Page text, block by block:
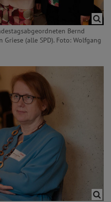
Bernd
(alle SPD). Foto: Wolfgang